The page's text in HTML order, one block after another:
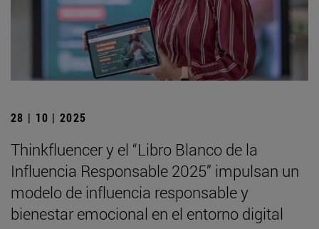
28 | 10 | 2025
Thinkfluencer y el “Libro Blanco de la
Influencia Responsable 2025” impulsan un
modelo de influencia responsable y
bienestar emocional en el entorno digital